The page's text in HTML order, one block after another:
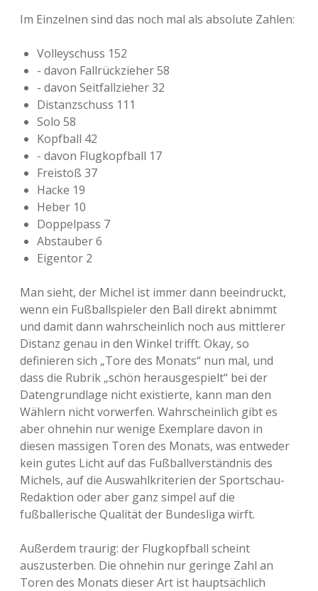
Im Einzelnen sind das noch mal als absolute Zahlen:
Volleyschuss 152
- davon Fallrückzieher 58
- davon Seitfallzieher 32
Distanzschuss 111
Solo 58
Kopfball 42
- davon Flugkopfball 17
Freistoß 37
Hacke 19
Heber 10
Doppelpass 7
Abstauber 6
Eigentor 2
Man sieht, der Michel ist immer dann beeindruckt,
wenn ein Fußballspieler den Ball direkt abnimmt
und damit dann wahrscheinlich noch aus mittlerer
Distanz genau in den Winkel trifft. Okay, so
definieren sich „Tore des Monats“ nun mal, und
dass die Rubrik „schön herausgespielt“ bei der
Datengrundlage nicht existierte, kann man den
Wählern nicht vorwerfen. Wahrscheinlich gibt es
aber ohnehin nur wenige Exemplare davon in
diesen massigen Toren des Monats, was entweder
kein gutes Licht auf das Fußballverständnis des
Michels, auf die Auswahlkriterien der Sportschau-
Redaktion oder aber ganz simpel auf die
fußballerische Qualität der Bundesliga wirft.
Außerdem traurig: der Flugkopfball scheint
auszusterben. Die ohnehin nur geringe Zahl an
Toren des Monats dieser Art ist hauptsächlich